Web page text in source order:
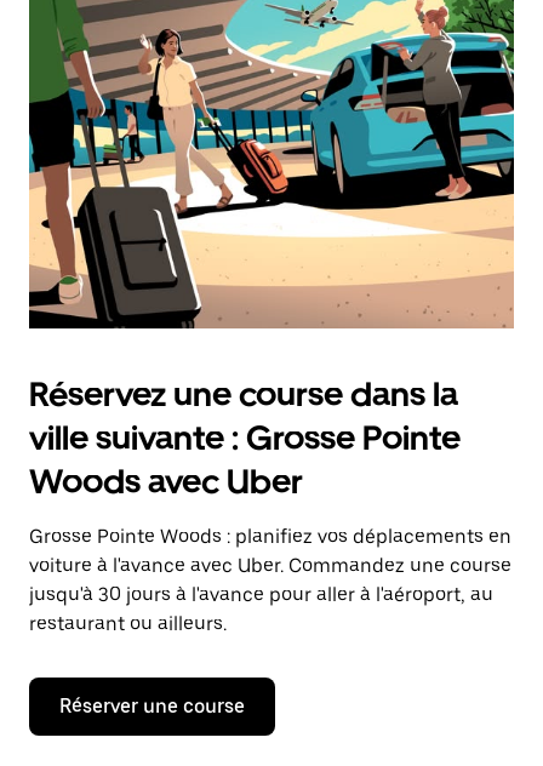
sélectionner
une
date.
Appuyez
sur
touche
d'échappement
pour
fermer
le
calendrier.
Réservez une course dans la
ville suivante : Grosse Pointe
Woods avec Uber
Grosse Pointe Woods : planifiez vos déplacements en
voiture à l'avance avec Uber. Commandez une course
jusqu'à 30 jours à l'avance pour aller à l'aéroport, au
restaurant ou ailleurs.
Réserver une course